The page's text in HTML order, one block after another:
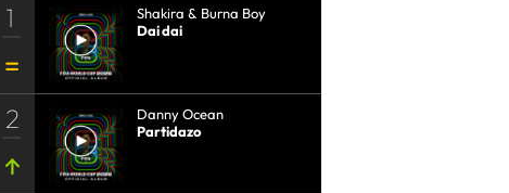
1
Shakira & Burna Boy
Dai dai
2
Danny Ocean
Partidazo